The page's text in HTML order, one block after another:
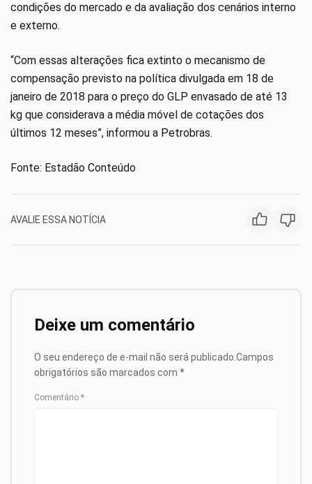
condições do mercado e da avaliação dos cenários interno
e externo.
“Com essas alterações fica extinto o mecanismo de
compensação previsto na política divulgada em 18 de
janeiro de 2018 para o preço do GLP envasado de até 13
kg que considerava a média móvel de cotações dos
últimos 12 meses”, informou a Petrobras.
Fonte: Estadão Conteúdo
AVALIE ESSA NOTÍCIA
Deixe um comentário
O seu endereço de e-mail não será publicado.Campos
obrigatórios são marcados com *
Comentário *